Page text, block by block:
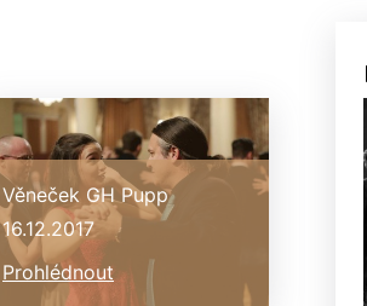
Věneček GH Pupp
16.12.2017
Prohlédnout